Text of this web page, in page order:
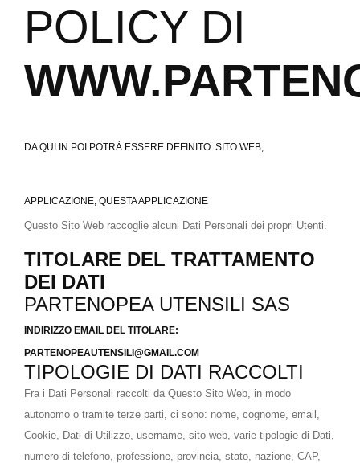
POLICY DI
DA QUI IN POI POTRÀ ESSERE DEFINITO: SITO WEB,
APPLICAZIONE, QUESTA APPLICAZIONE
Questo Sito Web raccoglie alcuni Dati Personali dei propri Utenti.
TITOLARE DEL TRATTAMENTO
DEI DATI
PARTENOPEA UTENSILI SAS
INDIRIZZO EMAIL DEL TITOLARE:
PARTENOPEAUTENSILI@GMAIL.COM
TIPOLOGIE DI DATI RACCOLTI
Fra i Dati Personali raccolti da Questo Sito Web, in modo
autonomo o tramite terze parti, ci sono: nome, cognome, email,
Cookie, Dati di Utilizzo, username, sito web, varie tipologie di Dati,
numero di telefono, professione, provincia, stato, nazione, CAP,